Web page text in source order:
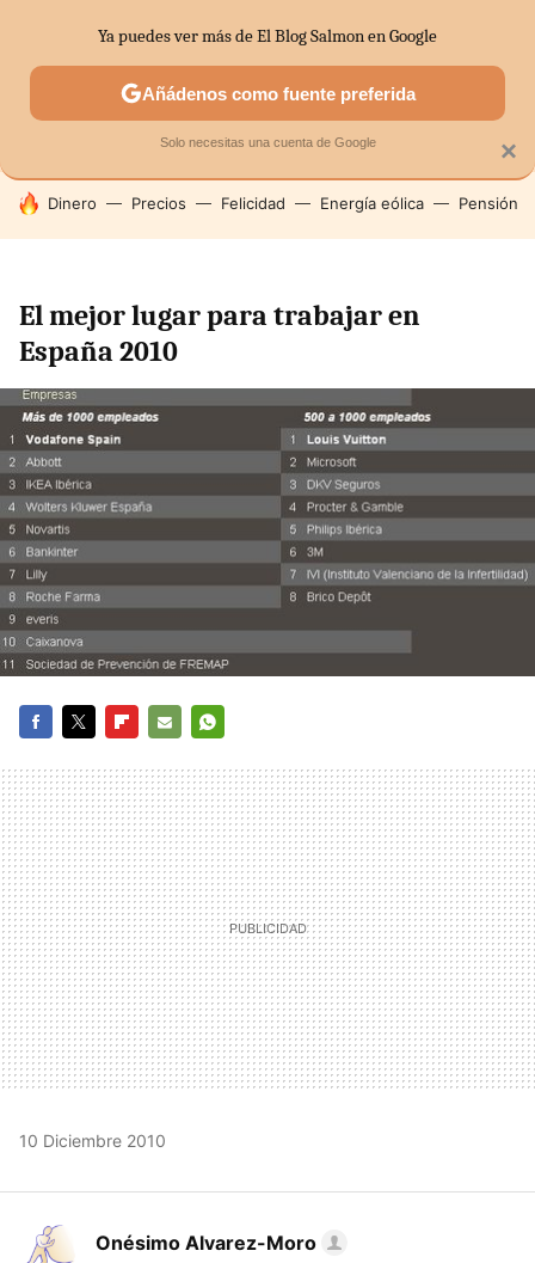
SECTORES ECONOMÍA DOMÉSTICA MERCADOS
HOY SE HABLA DE
Dinero Precios Felicidad Energía eólica Pensión
El mejor lugar para trabajar en
España 2010
MAIL
10 Diciembre 2010
Onésimo Alvarez-Moro
×
Ya puedes ver más de El Blog Salmon en Google
Añádenos como fuente preferida
Solo necesitas una cuenta de Google